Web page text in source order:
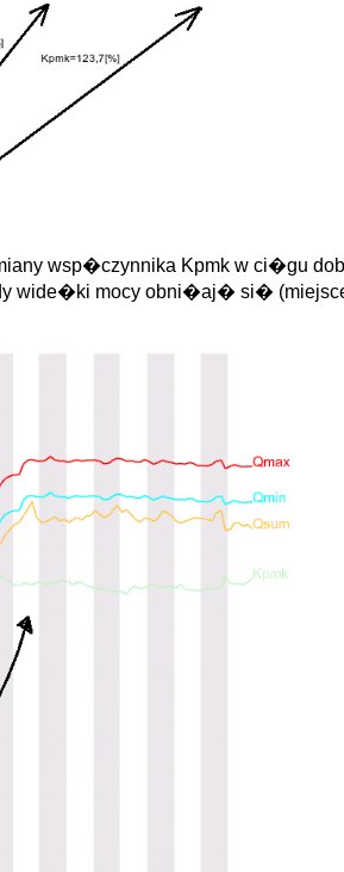
wsp�czynnika Kpmk w ci�gu
wide�ki mocy obni�aj� si�